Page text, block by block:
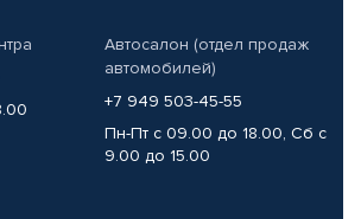
Автосалон (отдел продаж
автомобилей)
+7 949 503-45-55
Пн-Пт с 09.00 до 18.00, Сб с
9.00 до 15.00